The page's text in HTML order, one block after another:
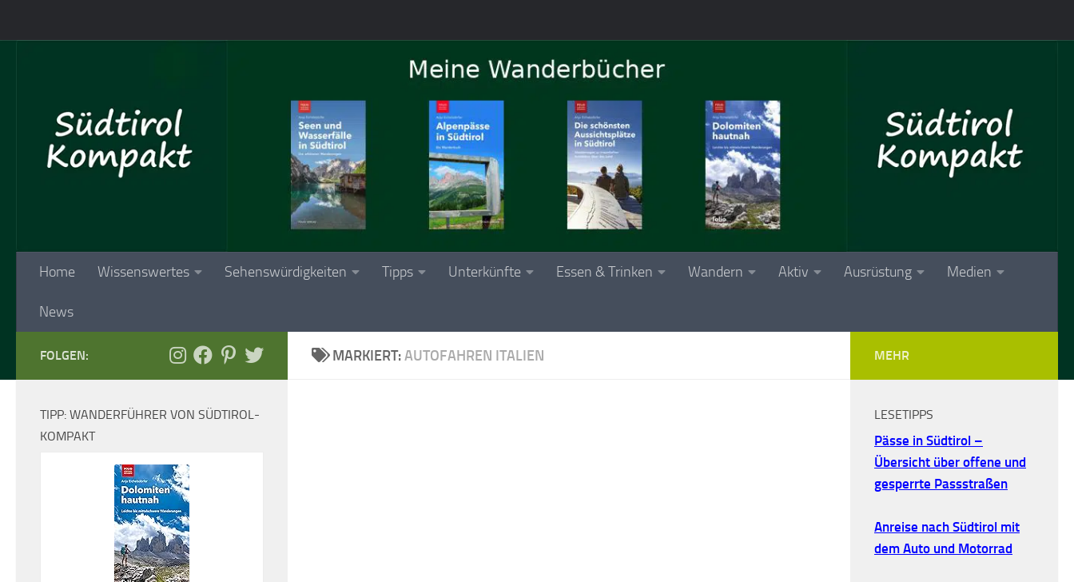
Home Wissenswertes Sehenswürdigkeiten Tipps Unterkünfte Essen & Trinken Wandern Aktiv Ausrüstung Medien
News
MARKIERT:AUTOFAHREN ITALIEN
FOLGEN:
TIPP: WANDERFÜHRER VON SÜDTIROL-
KOMPAKT
MEHR
LESETIPPS
Pässe in Südtirol –
Übersicht über offene und
gesperrte Passstraßen
Anreise nach Südtirol mit
dem Auto und Motorrad